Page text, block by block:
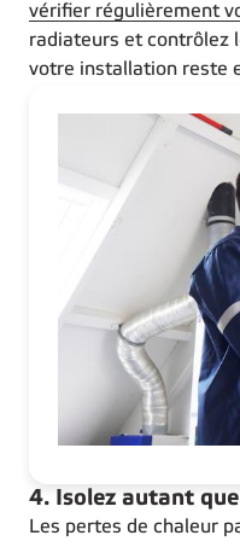
vérifier régulièrement
radiateurs et contrôlez
votre installation reste
4. Isolez autant
Les pertes de chaleur